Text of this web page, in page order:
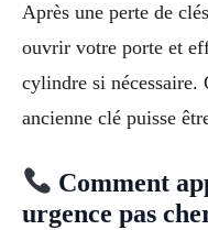
Après une perte de
ouvrir votre porte et
cylindre si nécessaire.
ancienne clé puisse
Comment
urgence pas